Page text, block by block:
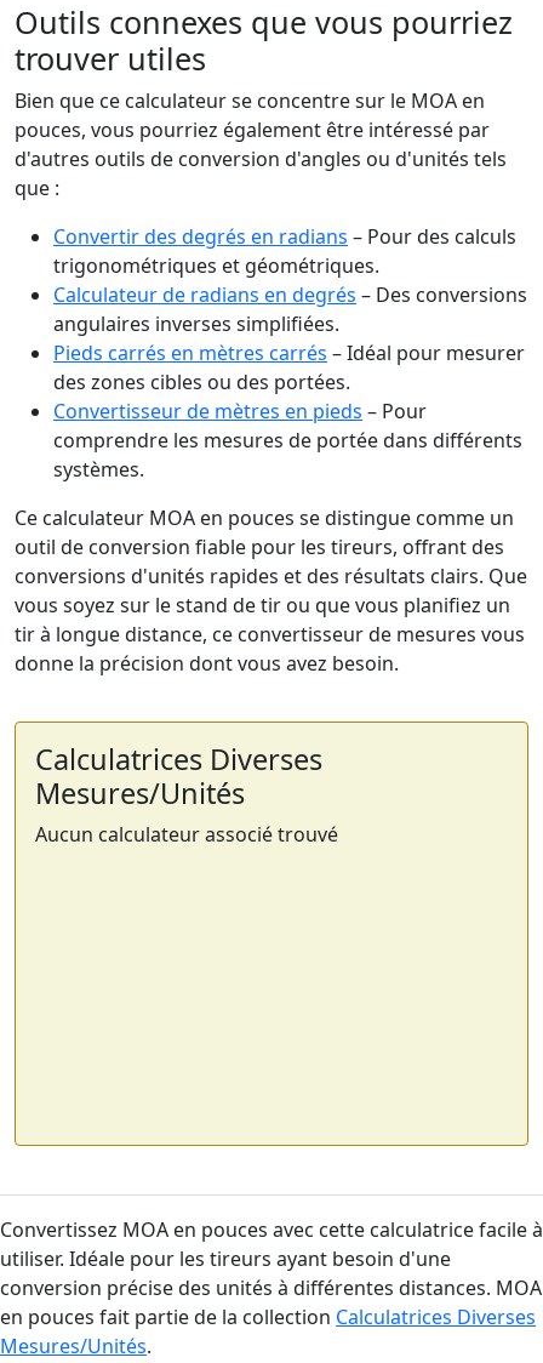
Outils connexes que vous pourriez
trouver utiles
Bien que ce calculateur se concentre sur le MOA en
pouces, vous pourriez également être intéressé par
d'autres outils de conversion d'angles ou d'unités tels
que :
Convertir des degrés en radians – Pour des calculs
trigonométriques et géométriques.
Calculateur de radians en degrés – Des conversions
angulaires inverses simplifiées.
Pieds carrés en mètres carrés – Idéal pour mesurer
des zones cibles ou des portées.
Convertisseur de mètres en pieds – Pour
comprendre les mesures de portée dans différents
systèmes.
Ce calculateur MOA en pouces se distingue comme un
outil de conversion fiable pour les tireurs, offrant des
conversions d'unités rapides et des résultats clairs. Que
vous soyez sur le stand de tir ou que vous planifiez un
tir à longue distance, ce convertisseur de mesures vous
donne la précision dont vous avez besoin.
Calculatrices Diverses
Mesures/Unités
Aucun calculateur associé trouvé
Convertissez MOA en pouces avec cette calculatrice facile à
utiliser. Idéale pour les tireurs ayant besoin d'une
conversion précise des unités à différentes distances. MOA
en pouces fait partie de la collection Calculatrices Diverses
Mesures/Unités.